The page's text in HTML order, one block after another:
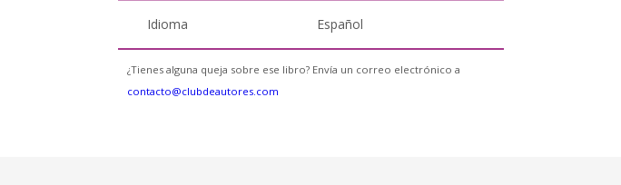
Idioma Español
¿Tienes alguna queja sobre ese libro? Envía un correo electrónico a
contacto@clubdeautores.com